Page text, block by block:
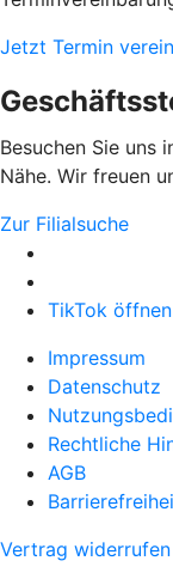
Jetzt Termin
Besuchen Sie uns
Nähe. Wir freuen
Zur Filialsuche
TikTok öffnen
Impressum
Datenschutz
Rechtliche
AGB
Vertrag widerrufen